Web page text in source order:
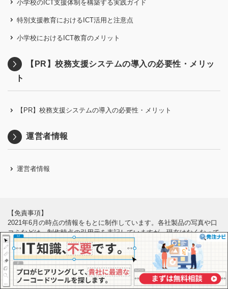
小学校のICT支援体制を構築する実践ガイド
特別支援教育におけるICT活用と注意点
小学校におけるICT教育のメリット
【PR】校務支援システムの導入の必要性・メリッ
ト
【PR】校務支援システムの導入の必要性・メリット
運営者情報
運営者情報
【免責事項】
2021年6月の時点の情報をもとに制作しています。各社製品の写真や口
コミなどは、制作時点の引用元を表記していますが、現在はなくなって
いる可能性もあります。最新の情報は各公式サイトにてご確認くださ
い。